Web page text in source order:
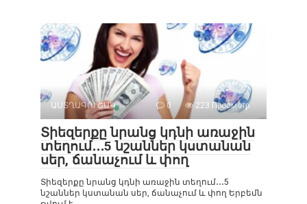
ԱՍՏՂԱԳՈՒՇԱԿ 0 223 Просмотр
Տիեզերքը նրանց կդնի առաջին
տեղում․․․5 նշաններ կստանան
սեր, ճանաչում և փող
Տիեզերքը նրանց կդնի առաջին տեղում․․․5
նշաններ կստանան սեր, ճանաչում և փող Երբեմն